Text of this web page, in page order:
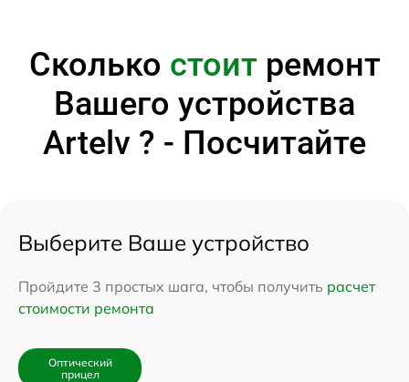
Сколько стоитремонт
Вашего устройства
Artelv ? - Посчитайте
Выберите Ваше устройство
Пройдите 3 простых шага, чтобы получить расчет
стоимости ремонта
Оптический
прицел